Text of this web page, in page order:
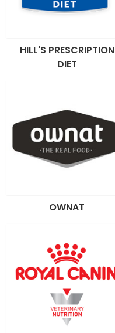
HILL'S PRESCRIPTION
DIET
OWNAT